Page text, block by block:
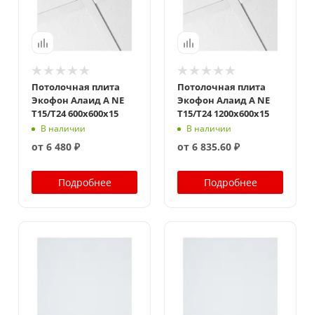
Потолочная плита
Экофон Алаид А NE
T15/T24 600x600x15
В наличии
от 6 480 ₽
Подробнее
Потолочная плита
Экофон Алаид А NE
T15/T24 1200x600x15
В наличии
от 6 835.60 ₽
Подробнее